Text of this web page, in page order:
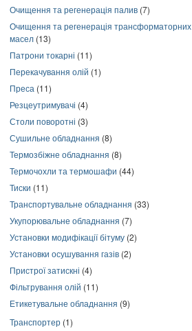
Очищення та регенерація палив (7)
Очищення та регенерація трансформаторних
масел (13)
Патрони токарні (11)
Перекачування олій (1)
Преса (11)
Резцеутримувачі (4)
Столи поворотні (3)
Сушильне обладнання (8)
Термозбіжне обладнання (8)
Термочохли та термошафи (44)
Тиски (11)
Транспортувальне обладнання (33)
Укупорювальне обладнання (7)
Установки модифікації бітуму (2)
Установки осушування газів (2)
Пристрої затискні (4)
Фільтрування олій (11)
Етикетувальне обладнання (9)
Транспортер (1)